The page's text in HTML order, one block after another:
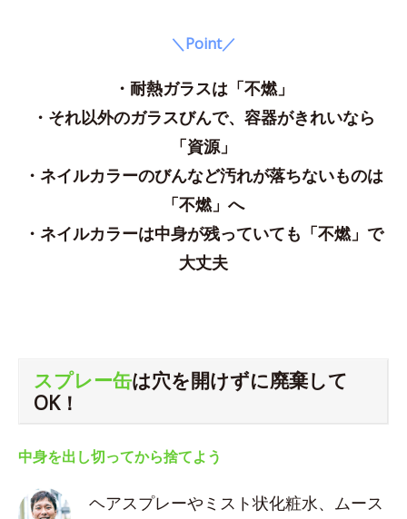
＼Point／
・耐熱ガラスは「不燃」
・それ以外のガラスびんで、容器がきれいなら
「資源」
・ネイルカラーのびんなど汚れが落ちないものは
「不燃」へ
・ネイルカラーは中身が残っていても「不燃」で
大丈夫
スプレー缶は穴を開けずに廃棄して
OK！
中身を出し切ってから捨てよう
ヘアスプレーやミスト状化粧水、ムース